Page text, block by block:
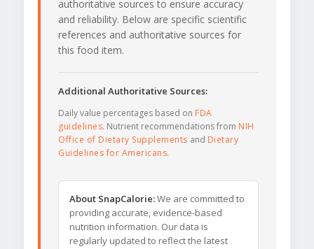
authoritative sources to ensure accuracy
and reliability. Below are specific scientific
references and authoritative sources for
this food item.
Additional Authoritative Sources:
Daily value percentages based on FDA
guidelines. Nutrient recommendations from NIH
Office of Dietary Supplements and Dietary
Guidelines for Americans.
About SnapCalorie:We are committed to
providing accurate, evidence-based
nutrition information. Our data is
regularly updated to reflect the latest